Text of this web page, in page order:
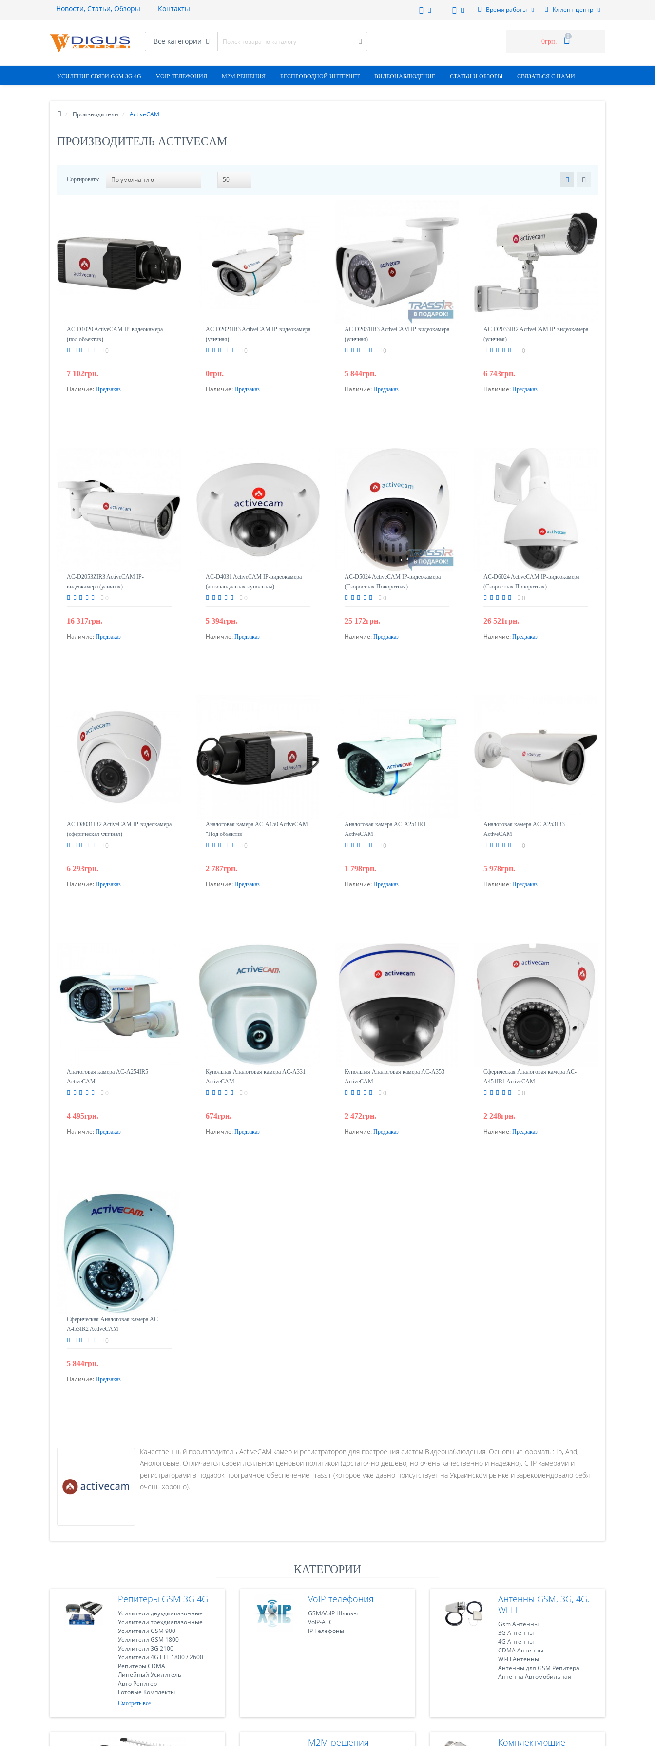
Новости, Статьи, Обзоры Контакты Время работы Клиент-центр
Все категории 0грн.
0
УСИЛЕНИЕ СВЯЗИ GSM 3G 4G VOIP ТЕЛЕФОНИЯ M2M РЕШЕНИЯ БЕСПРОВОДНОЙ ИНТЕРНЕТ ВИДЕОНАБЛЮДЕНИЕ СТАТЬИ И ОБЗОРЫ СВЯЗАТЬСЯ С НАМИ
Производители ActiveCAM
ПРОИЗВОДИТЕЛЬ ACTIVECAM
Сортировать:
AC-D1020 ActiveCAM IP-видеокамера
(под объектив)
0
7 102грн.
Предзаказ
Наличие: Предзаказ
AC-D2021IR3 ActiveCAM IP-видеокамера
(уличная)
0
0грн.
Предзаказ
Наличие: Предзаказ
AC-D2031IR3 ActiveCAM IP-видеокамера
(уличная)
0
5 844грн.
Предзаказ
Наличие: Предзаказ
AC-D2033IR2 ActiveCAM IP-видеокамера
(уличная)
0
6 743грн.
Предзаказ
Наличие: Предзаказ
AC-D2053ZIR3 ActiveCAM IP-
видеокамера (уличная)
0
16 317грн.
Предзаказ
Наличие: Предзаказ
AC-D4031 ActiveCAM IP-видеокамера
(антивандальная купольная)
0
5 394грн.
Предзаказ
Наличие: Предзаказ
AC-D5024 ActiveCAM IP-видеокамера
(Скоростная Поворотная)
0
25 172грн.
Предзаказ
Наличие: Предзаказ
AC-D6024 ActiveCAM IP-видеокамера
(Скоростная Поворотная)
0
26 521грн.
Предзаказ
Наличие: Предзаказ
AC-D8031IR2 ActiveCAM IP-видеокамера
(сферическая уличная)
0
6 293грн.
Предзаказ
Наличие: Предзаказ
Аналоговая камера AC-A150 ActiveCAM
"Под объектив"
0
2 787грн.
Предзаказ
Наличие: Предзаказ
Аналоговая камера AC-A251IR1
ActiveCAM
0
1 798грн.
Предзаказ
Наличие: Предзаказ
Аналоговая камера AC-A253IR3
ActiveCAM
0
5 978грн.
Предзаказ
Наличие: Предзаказ
Аналоговая камера AC-A254IR5
ActiveCAM
0
4 495грн.
Предзаказ
Наличие: Предзаказ
Купольная Аналоговая камера AC-A331
ActiveCAM
0
674грн.
Предзаказ
Наличие: Предзаказ
Купольная Аналоговая камера AC-A353
ActiveCAM
0
2 472грн.
Предзаказ
Наличие: Предзаказ
Сферическая Аналоговая камера AC-
A451IR1 ActiveCAM
0
2 248грн.
Предзаказ
Наличие: Предзаказ
Сферическая Аналоговая камера AC-
A453IR2 ActiveCAM
0
5 844грн.
Предзаказ
Наличие: Предзаказ
Качественный производитель ActiveCAM камер и регистраторов для построения систем Видеонаблюдения. Основные форматы: Ip, Ahd,
Анологовые. Отличается своей лояльной ценовой политикой (достаточно дешево, но очень качественно и надежно). С IP камерами и
регистраторами в подарок програмное обеспечение Trassir (которое уже давно присутствует на Украинском рынке и зарекомендовало себя
очень хорошо).
КАТЕГОРИИ
Репитеры GSM 3G 4G
Усилители двухдиапазонные
Усилители трехдиапазонные
Усилители GSM 900
Усилители GSM 1800
Усилители 3G 2100
Усилители 4G LTE 1800 / 2600
Репитеры CDMA
Линейный Усилитель
Авто Репитер
Готовые Комплекты
Смотреть все
VoIP телефония
GSM/VoIP Шлюзы
VoIP-АТС
IP Телефоны
Антенны GSM, 3G, 4G,
Wi-Fi
Gsm Антенны
3G Антенны
4G Антенны
CDMA Антенны
WI-FI Антенны
Антенны для GSM Репитера
Антенна Автомобильная
M2M решения Комплектующие